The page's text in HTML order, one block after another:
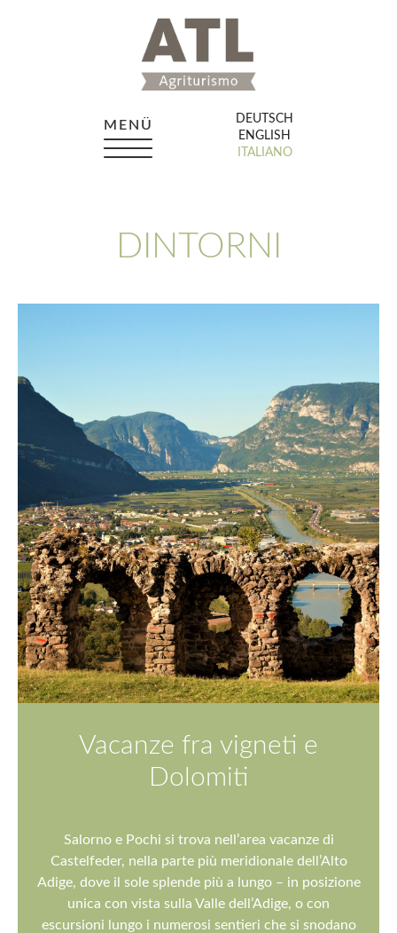
MENÜ
DEUTSCH
ENGLISH
ITALIANO
DINTORNI
Vacanze fra vigneti e
Dolomiti
Salorno e Pochi si trova nell’area vacanze di
Castelfeder, nella parte più meridionale dell’Alto
Adige, dove il sole splende più a lungo – in posizione
unica con vista sulla Valle dell’Adige, o con
escursioni lungo i numerosi sentieri che si snodano